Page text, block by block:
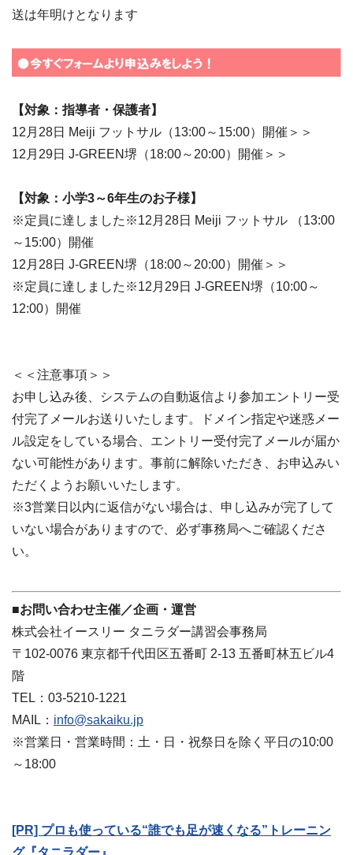
送は年明けとなります
【対象：指導者・保護者】
12月28日 Meiji フットサル（13:00～15:00）開催＞＞
12月29日 J-GREEN堺（18:00～20:00）開催＞＞
【対象：小学3～6年生のお子様】
※定員に達しました※12月28日 Meiji フットサル （13:00
～15:00）開催
12月28日 J-GREEN堺（18:00～20:00）開催＞＞
※定員に達しました※12月29日 J-GREEN堺（10:00～
12:00）開催
＜＜注意事項＞＞
お申し込み後、システムの自動返信より参加エントリー受
付完了メールお送りいたします。ドメイン指定や迷惑メー
ル設定をしている場合、エントリー受付完了メールが届か
ない可能性があります。事前に解除いただき、お申込みい
ただくようお願いいたします。
※3営業日以内に返信がない場合は、申し込みが完了して
いない場合がありますので、必ず事務局へご確認くださ
い。
■お問い合わせ主催／企画・運営
株式会社イースリー タニラダー講習会事務局
〒102-0076 東京都千代田区五番町 2-13 五番町林五ビル4
階
TEL：03-5210-1221
MAIL： info@sakaiku.jp
※営業日・営業時間：土・日・祝祭日を除く平日の10:00
～18:00
[PR] プロも使っている“誰でも足が速くなる”トレーニン
グ『タニラダー』